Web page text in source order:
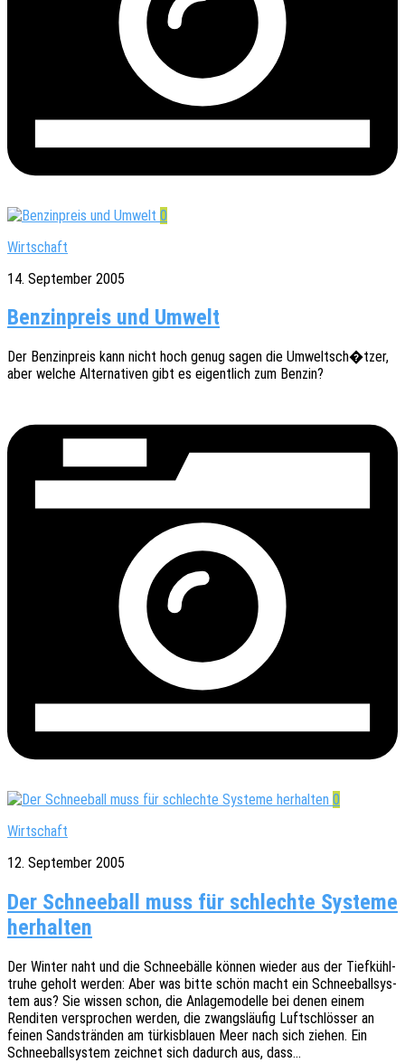
0
Wirtschaft
14. September 2005
Benzinpreis und Umwelt
Der Benzin­preis kann nicht hoch genug sagen die Umweltsch�tzer,
aber welche Alter­na­ti­ven gibt es eigent­lich zum Benzin?
0
Wirtschaft
12. September 2005
Der Schneeball muss für schlechte Systeme
herhalten
Der Winter naht und die Schnee­bäl­le können wieder aus der Tief­kühl­
tru­he geholt werden: Aber was bitte schön macht ein Schnee­ball­sys­
tem aus? Sie wissen schon, die Anla­ge­mo­del­le bei denen einem
Rendi­ten verspro­chen werden, die zwangs­läu­fig Luft­schlös­ser an
feinen Sand­strän­den am türkis­blau­en Meer nach sich ziehen. Ein
Schnee­ball­sys­tem zeich­net sich dadurch aus, dass…